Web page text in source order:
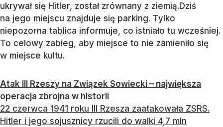
ukrywał się Hitler, został zrównany z ziemią.Dziś
na jego miejscu znajduje się parking. Tylko
niepozorna tablica informuje, co istniało tu wcześniej.
To celowy zabieg, aby miejsce to nie zamieniło się
w miejsce kultu.
Atak III Rzeszy na Związek Sowiecki – największa
operacja zbrojna w historii
22 czerwca 1941 roku III Rzesza zaatakowała ZSRS.
Hitler i jego sojusznicy rzucili do walki 4,7 mln